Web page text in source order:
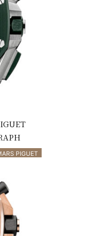
PIGUET